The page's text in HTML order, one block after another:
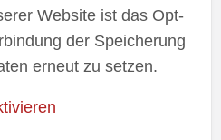
Website ist das Opt-
der Speicherung
erneut zu setzen.